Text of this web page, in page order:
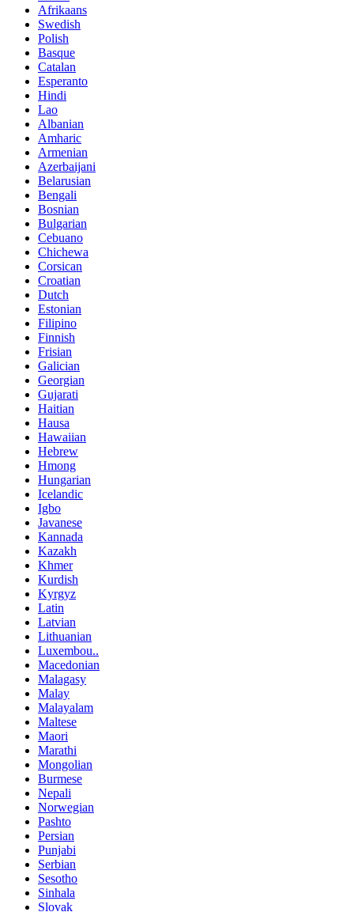
Afrikaans
Swedish
Polish
Basque
Catalan
Esperanto
Hindi
Lao
Albanian
Amharic
Armenian
Azerbaijani
Belarusian
Bengali
Bosnian
Bulgarian
Cebuano
Chichewa
Corsican
Croatian
Dutch
Estonian
Filipino
Finnish
Frisian
Galician
Georgian
Gujarati
Haitian
Hausa
Hawaiian
Hebrew
Hmong
Hungarian
Icelandic
Igbo
Javanese
Kannada
Kazakh
Khmer
Kurdish
Kyrgyz
Latin
Latvian
Lithuanian
Luxembou..
Macedonian
Malagasy
Malay
Malayalam
Maltese
Maori
Marathi
Mongolian
Burmese
Nepali
Norwegian
Pashto
Persian
Punjabi
Serbian
Sesotho
Sinhala
Slovak